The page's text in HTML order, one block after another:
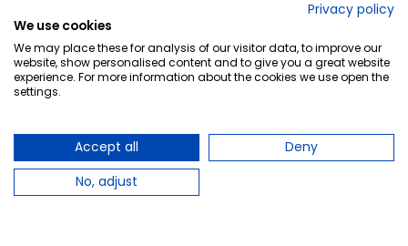
Privacy policy
We use cookies
We may place these for analysis of our visitor data, to improve our
website, show personalised content and to give you a great website
experience. For more information about the cookies we use open the
settings.
Accept all
Deny
No, adjust